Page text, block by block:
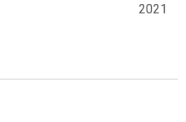
2021